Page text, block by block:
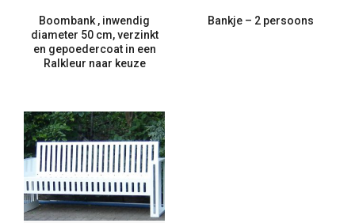
Boombank , inwendig
diameter 50 cm, verzinkt
en gepoedercoat in een
Ralkleur naar keuze
Bankje – 2 persoons